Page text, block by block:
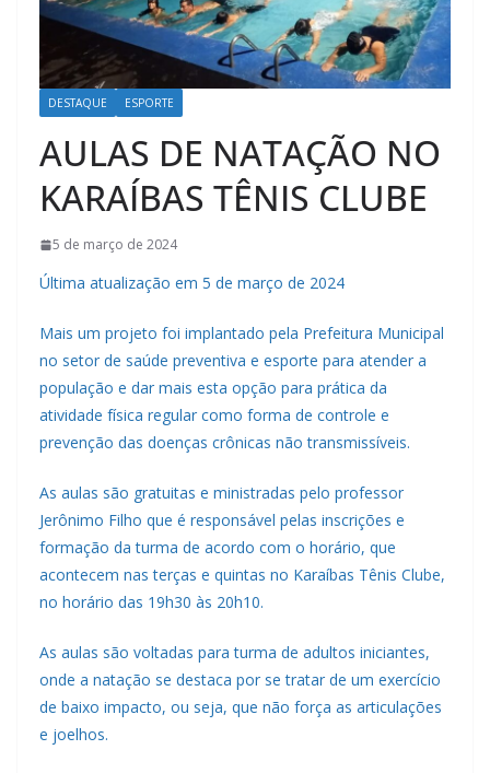
DESTAQUE ESPORTE
AULAS DE NATAÇÃO NO
KARAÍBAS TÊNIS CLUBE
5 de março de 2024
Última atualização em 5 de março de 2024
Mais um projeto foi implantado pela Prefeitura Municipal
no setor de saúde preventiva e esporte para atender a
população e dar mais esta opção para prática da
atividade física regular como forma de controle e
prevenção das doenças crônicas não transmissíveis.
As aulas são gratuitas e ministradas pelo professor
Jerônimo Filho que é responsável pelas inscrições e
formação da turma de acordo com o horário, que
acontecem nas terças e quintas no Karaíbas Tênis Clube,
no horário das 19h30 às 20h10.
As aulas são voltadas para turma de adultos iniciantes,
onde a natação se destaca por se tratar de um exercício
de baixo impacto, ou seja, que não força as articulações
e joelhos.